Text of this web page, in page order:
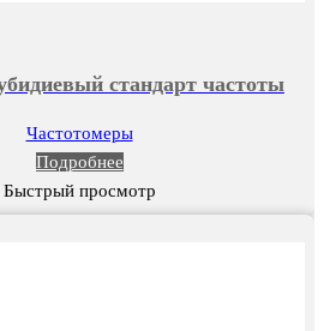
стандарт частоты
Частотомеры
Подробнее
Быстрый просмотр